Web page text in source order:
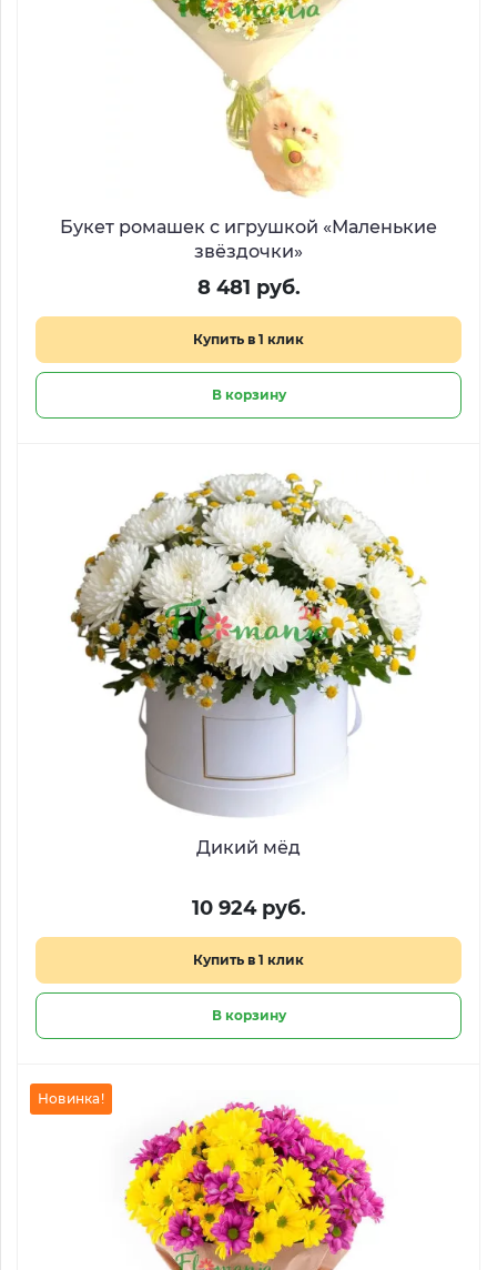
Букет ромашек с игрушкой «Маленькие
звёздочки»
8 481 руб.
Купить в 1 клик
В корзину
Дикий мёд
10 924 руб.
Купить в 1 клик
В корзину
Новинка!